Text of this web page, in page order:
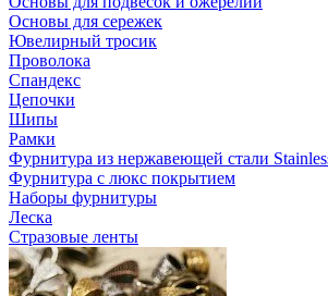
Основы для сережек
Ювелирный тросик
Проволока
Спандекс
Цепочки
Шипы
Рамки
Фурнитура из нержавеющей стали
Фурнитура с люкс покрытием
Наборы фурнитуры
Леска
Стразовые ленты